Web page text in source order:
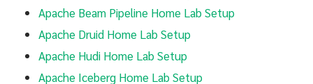
Apache Beam Pipeline Home Lab Setup
Apache Druid Home Lab Setup
Apache Hudi Home Lab Setup
Apache Iceberg Home Lab Setup